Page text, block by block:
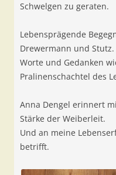
Schwelgen zu geraten.
Lebensprägende
Drewermann und Stutz.
Worte und Gedanken
Pralinenschachtel des
Anna Dengel erinnert
Stärke der Weiberleit.
Und an meine
betrifft.